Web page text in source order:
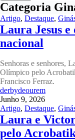
Categoria
Artigo, Destaque,
Laura Jesus e
nacional
Senhoras e senhores,
Olímpico pelo
Francisco Ferraz.
derbydeourem
Junho 9, 2026
Artigo, Destaque,
Laura e
pelo